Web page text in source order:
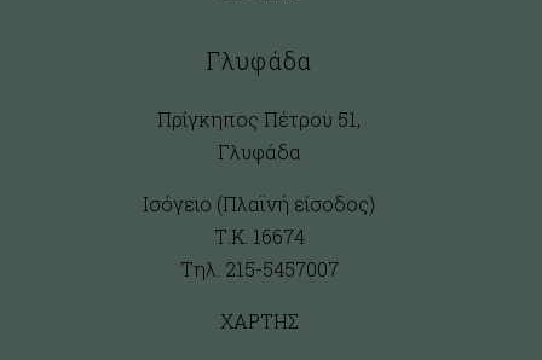
Γλυφάδα
Πρίγκηπος Πέτρου 51,
Γλυφάδα
Ισόγειο (Πλαϊνή είσοδος)
Τ.Κ. 16674
Τηλ. 215-5457007
ΧΑΡΤΗΣ